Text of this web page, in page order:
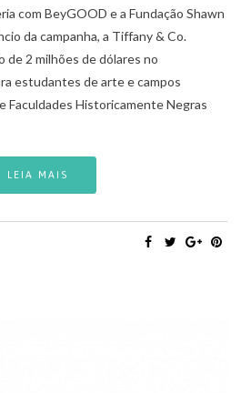
com BeyGOOD e a Fundação Shawn
da campanha, a Tiffany & Co.
de 2 milhões de dólares no
estudantes de arte e campos
Faculdades Historicamente Negras
LEIA MAIS